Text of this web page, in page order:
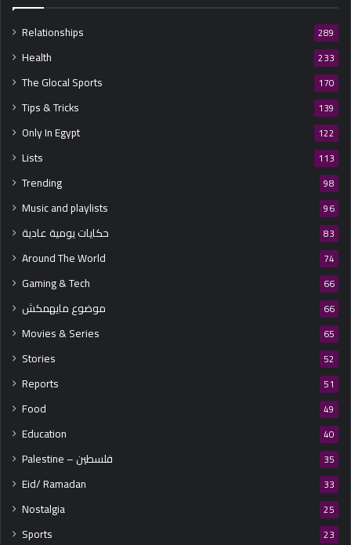
Relationships 289
Health 233
The Glocal Sports 170
Tips & Tricks 139
Only In Egypt 122
Lists 113
Trending 98
Music and playlists 96
حكايات يومية عادية 83
Around The World 74
Gaming & Tech 66
موضوع مايهمكش 66
Movies & Series 65
Stories 52
Reports 51
Food 49
Education 40
Palestine – فلسطين 35
Eid/ Ramadan 33
Nostalgia 25
Sports 23